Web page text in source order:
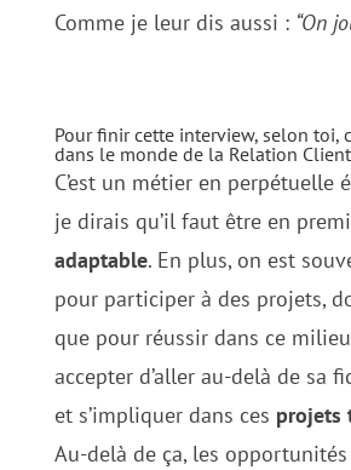
Comme je leur dis aussi : “On
Pour finir cette interview, selon toi,
dans le monde de la Relation
C’est un métier en perpétuelle
je dirais qu’il faut être en
adaptable. En plus, on est
pour participer à des projets,
que pour réussir dans ce
accepter d’aller au-delà de sa
et s’impliquer dans ces projets
Au-delà de ça, les